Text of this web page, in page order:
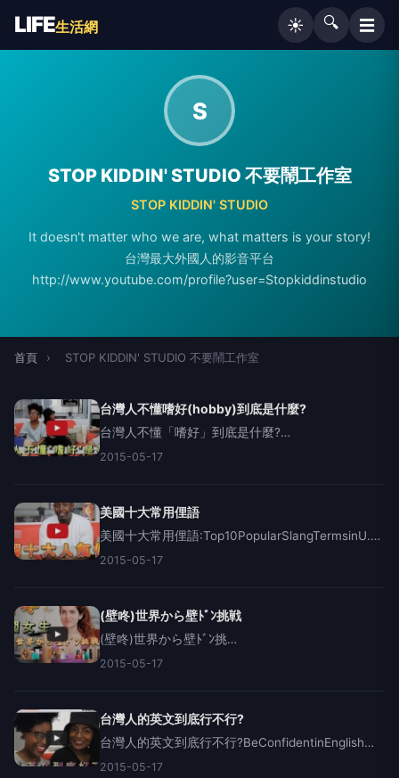
LIFE生活網 ☀️ 🔍 ☰
S
STOP KIDDIN' STUDIO 不要鬧工作室
STOP KIDDIN' STUDIO
It doesn't matter who we are, what matters is your story!
台灣最大外國人的影音平台
http://www.youtube.com/profile?user=Stopkiddinstudio
首頁 › STOP KIDDIN' STUDIO 不要鬧工作室
台灣人不懂嗜好(hobby)到底是什麼?
台灣人不懂「嗜好」到底是什麼?
&nbsp;DefinitionoftheWord"Hobby"空拍團隊:相信
2015-05-17
美國十大常用俚語
美國十大常用俚語:Top10PopularSlangTermsinU.S.
法國音樂家大
樂:https://s
2015-05-17
(壁咚)世界から壁ﾄﾞﾝ挑戦
(壁咚)世界から壁ﾄﾞﾝ挑
戦:JapanesekabedononForeignGirls(WorldEdition)
2015-05-17
台灣人的英文到底行不行?
台灣人的英文到底行不行?BeConfidentinEnglish空
拍+協拍團隊:相信印象
2015-05-17